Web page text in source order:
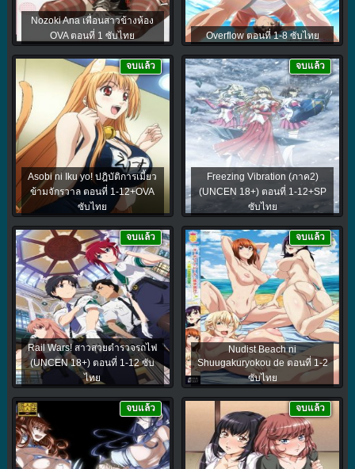
Nozoki Ana เพื่อนสาวข้างห้อง
OVA ตอนที่ 1 ซับไทย
Overflow ตอนที่ 1-8 ซับไทย
Asobi ni Iku yo! ปฎิบัติการเมี้ยว
ข้ามจักรวาล ตอนที่ 1-12+OVA
ซับไทย
จบแล้ว
Freezing Vibration (ภาค2)
(UNCEN 18+) ตอนที่ 1-12+SP
ซับไทย
จบแล้ว
Rail Wars! สาวสวยตำรวจรถไฟ
(UNCEN 18+) ตอนที่ 1-12 ซับ
ไทย
จบแล้ว
Nudist Beach ni
Shuugakuryokou de ตอนที่ 1-2
ซับไทย
จบแล้ว
จบแล้ว จบแล้ว